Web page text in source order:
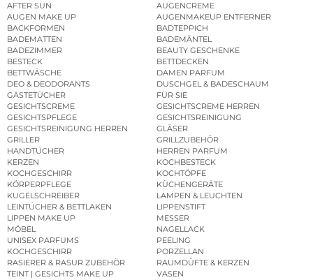
AFTER SUN
AUGENCREME
AUGEN MAKE UP
AUGENMAKEUP ENTFERNER
BACKFORMEN
BADTEPPICH
BADEMATTEN
BADEMÄNTEL
BADEZIMMER
BEAUTY GESCHENKE
BESTECK
BETTDECKEN
BETTWÄSCHE
DAMEN PARFUM
DEO & DEODORANTS
DUSCHGEL & BADESCHAUM
GÄSTETÜCHER
FÜR SIE
GESICHTSCREME
GESICHTSCREME HERREN
GESICHTSPFLEGE
GESICHTSREINIGUNG
GESICHTSREINIGUNG HERREN
GLÄSER
GRILLER
GRILLZUBEHÖR
HANDTÜCHER
HERREN PARFUM
KERZEN
KOCHBESTECK
KOCHGESCHIRR
KOCHTÖPFE
KÖRPERPFLEGE
KÜCHENGERÄTE
KUGELSCHREIBER
LAMPEN & LEUCHTEN
LEINTÜCHER & BETTLAKEN
LIPPENSTIFT
LIPPEN MAKE UP
MESSER
MÖBEL
NAGELLACK
UNISEX PARFUMS
PEELING
KOCHGESCHIRR
PORZELLAN
RASIERER & RASUR ZUBEHÖR
RAUMDÜFTE & KERZEN
TEINT | GESICHTS MAKE UP
VASEN